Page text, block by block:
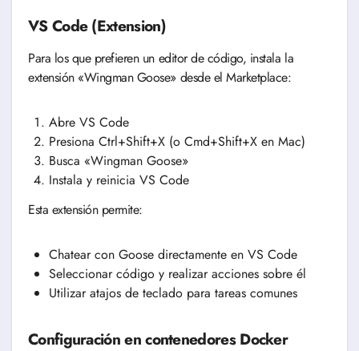
VS Code (Extension)
Para los que prefieren un editor de código, instala la
extensión «Wingman Goose» desde el Marketplace:
Abre VS Code
Presiona Ctrl+Shift+X (o Cmd+Shift+X en Mac)
Busca «Wingman Goose»
Instala y reinicia VS Code
Esta extensión permite:
Chatear con Goose directamente en VS Code
Seleccionar código y realizar acciones sobre él
Utilizar atajos de teclado para tareas comunes
Configuración en contenedores Docker